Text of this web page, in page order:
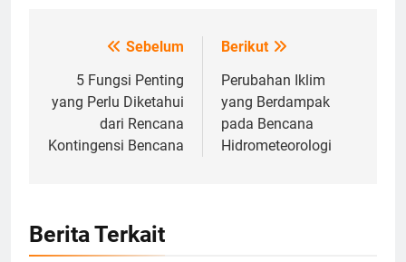
Navigasi
pos
Sebelum
5 Fungsi Penting
yang Perlu Diketahui
dari Rencana
Kontingensi Bencana
Berikut
Perubahan Iklim
yang Berdampak
pada Bencana
Hidrometeorologi
Berita Terkait